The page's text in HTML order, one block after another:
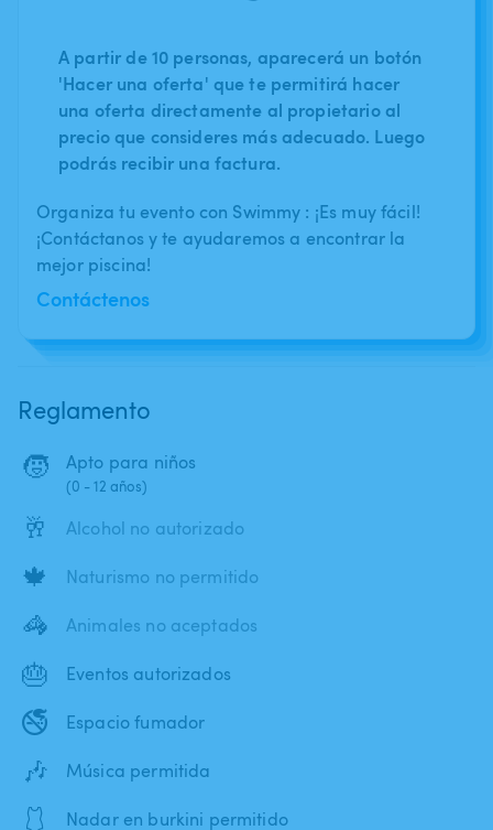
A partir de 10 personas, aparecerá un botón
'Hacer una oferta' que te permitirá hacer
una oferta directamente al propietario al
precio que consideres más adecuado. Luego
podrás recibir una factura.
Organiza tu evento con Swimmy : ¡Es muy fácil!
¡Contáctanos y te ayudaremos a encontrar la
mejor piscina!
Contáctenos
Reglamento
🧒 Apto para niños
(0 - 12 años)
🥂 Alcohol no autorizado
🍁 Naturismo no permitido
🦓 Animales no aceptados
🎂 Eventos autorizados
🚭 Espacio fumador
🎶 Música permitida
🩱 Nadar en burkini permitido